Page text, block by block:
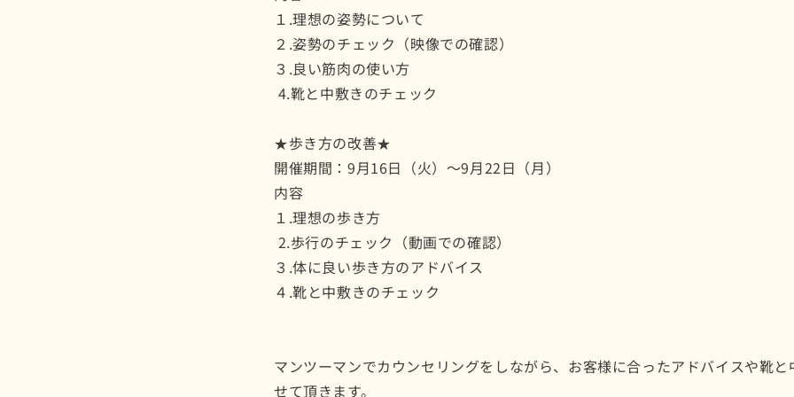
１.理想の姿勢について
２.姿勢のチェック（映像での確認）
３.良い筋肉の使い方
4.靴と中敷きのチェック
★歩き方の改善★
開催期間：9月16日（火）～9月22日（月）
内容
１.理想の歩き方
2.歩行のチェック（動画での確認）
３.体に良い歩き方のアドバイス
４.靴と中敷きのチェック
マンツーマンでカウンセリングをしながら、 お客様に合ったアドバイスや靴と
せて頂きます。